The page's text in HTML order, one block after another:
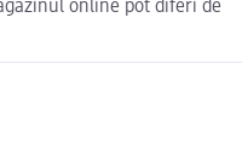
online pot diferi de